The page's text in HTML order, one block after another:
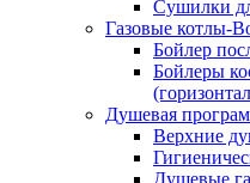
Сушилки
Газовые котлы-
Бойлер
Бойлеры
Душевая
Верхние
Душевые